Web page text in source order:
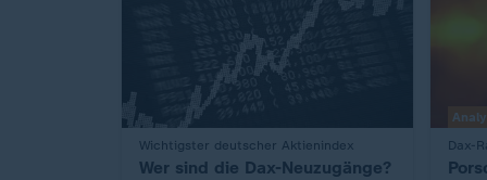
Wichtigster deutscher Aktienindex
:
Wer sind die Dax-Neuzugänge?
Dax-
: